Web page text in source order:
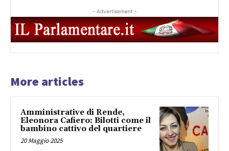
- Advertisement -
More articles
Amministrative di Rende,
Eleonora Cafiero: Bilotti come il
bambino cattivo del quartiere
20 Maggio 2025